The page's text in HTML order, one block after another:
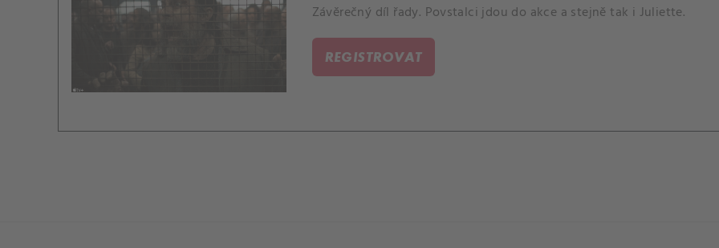
Závěrečný díl řady. Povstalci jdou do akce a stejně tak i Juliette.
REGISTROVAT